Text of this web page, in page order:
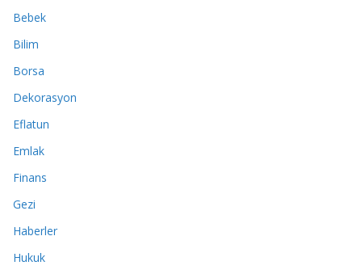
Bebek
Bilim
Borsa
Dekorasyon
Eflatun
Emlak
Finans
Gezi
Haberler
Hukuk